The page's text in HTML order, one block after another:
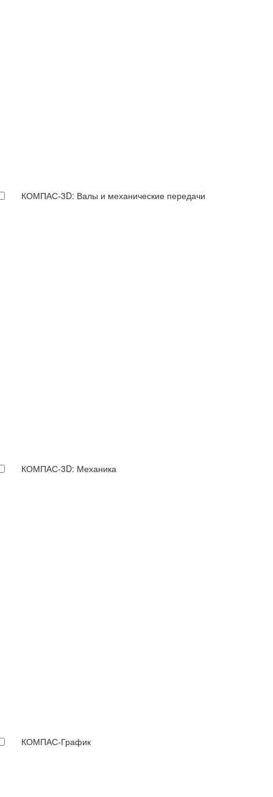
КОМПАС-3D: Валы и механические передачи
КОМПАС-3D: Механика
КОМПАС-График